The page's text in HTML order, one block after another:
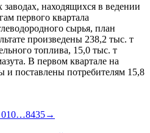
находящихся в ведении
первого квартала
сырья, план
произведены 238,2 тыс. т
топлива, 15,0 тыс. т
В первом квартале на
поставлены потребителям 15,8
…8435→